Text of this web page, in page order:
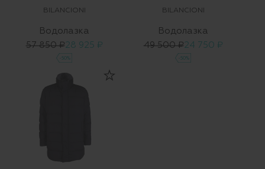
BILANCIONI
Водолазка
57 850 ₽28 925 ₽
-50%
BILANCIONI
Водолазка
49 500 ₽24 750 ₽
-50%